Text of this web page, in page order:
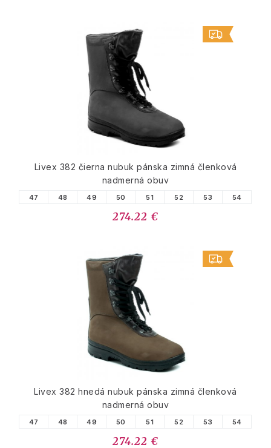
Livex 382 čierna nubuk pánska zimná členková
nadmerná obuv
47 48 49 50 51 52 53 54
274.22 €
Livex 382 hnedá nubuk pánska zimná členková
nadmerná obuv
47 48 49 50 51 52 53 54
274.22 €